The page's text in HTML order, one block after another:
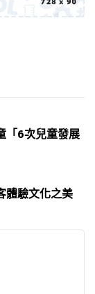
「6次兒童發展
體驗文化之美